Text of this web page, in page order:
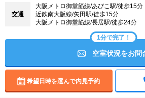
交通
大阪メトロ御堂筋線/あびこ駅/徒歩15分
近鉄南大阪線/矢田駅/徒歩15分
大阪メトロ御堂筋線/長居駅/徒歩24分
1分で完了！
空室状況をお問
希望日時を選んで内見予約